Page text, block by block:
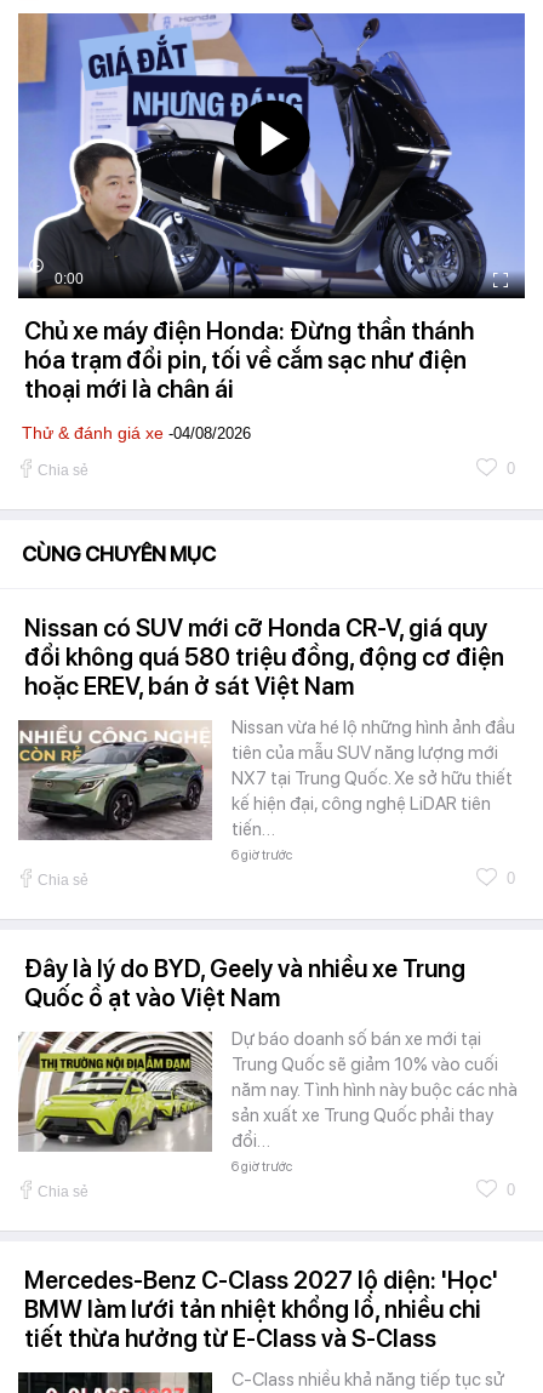
0:00
Chủ xe máy điện Honda: Đừng thần thánh
hóa trạm đổi pin, tối về cắm sạc như điện
thoại mới là chân ái
Thử & đánh giá xe -04/08/2026
Chia sẻ 0
CÙNG CHUYÊN MỤC
Nissan có SUV mới cỡ Honda CR-V, giá quy
đổi không quá 580 triệu đồng, động cơ điện
hoặc EREV, bán ở sát Việt Nam
Nissan vừa hé lộ những hình ảnh đầu
tiên của mẫu SUV năng lượng mới
NX7 tại Trung Quốc. Xe sở hữu thiết
kế hiện đại, công nghệ LiDAR tiên
tiến…
6 giờ trước
Chia sẻ 0
Đây là lý do BYD, Geely và nhiều xe Trung
Quốc ồ ạt vào Việt Nam
Dự báo doanh số bán xe mới tại
Trung Quốc sẽ giảm 10% vào cuối
năm nay. Tình hình này buộc các nhà
sản xuất xe Trung Quốc phải thay
đổi…
6 giờ trước
Chia sẻ 0
Mercedes-Benz C-Class 2027 lộ diện: 'Học'
BMW làm lưới tản nhiệt khổng lồ, nhiều chi
tiết thừa hưởng từ E-Class và S-Class
C-Class nhiều khả năng tiếp tục sử